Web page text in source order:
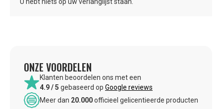
ONZE VOORDELEN
Klanten beoordelen ons met een
4.9 / 5 gebaseerd op Google reviews
Meer dan 20.000officieel gelicentieerde producten